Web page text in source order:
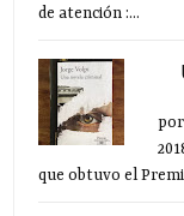
de atención :...
por
que obtuvo el